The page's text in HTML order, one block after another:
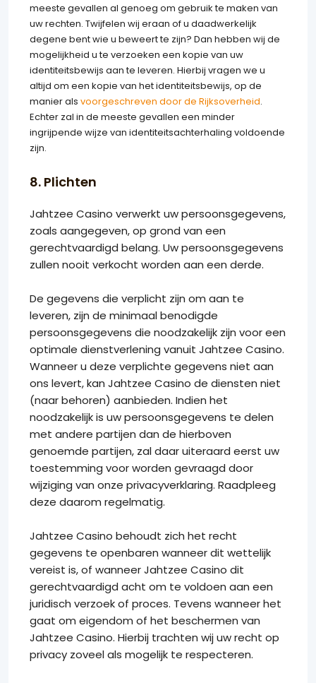
meeste gevallen al genoeg om gebruik te maken van
uw rechten. Twijfelen wij eraan of u daadwerkelijk
degene bent wie u beweert te zijn? Dan hebben wij de
mogelijkheid u te verzoeken een kopie van uw
identiteitsbewijs aan te leveren. Hierbij vragen we u
altijd om een kopie van het identiteitsbewijs, op de
manier als voorgeschreven door de Rijksoverheid.
Echter zal in de meeste gevallen een minder
ingrijpende wijze van identiteitsachterhaling voldoende
zijn.
8. Plichten
Jahtzee Casino verwerkt uw persoonsgegevens,
zoals aangegeven, op grond van een
gerechtvaardigd belang. Uw persoonsgegevens
zullen nooit verkocht worden aan een derde.
De gegevens die verplicht zijn om aan te
leveren, zijn de minimaal benodigde
persoonsgegevens die noodzakelijk zijn voor een
optimale dienstverlening vanuit Jahtzee Casino.
Wanneer u deze verplichte gegevens niet aan
ons levert, kan Jahtzee Casino de diensten niet
(naar behoren) aanbieden. Indien het
noodzakelijk is uw persoonsgegevens te delen
met andere partijen dan de hierboven
genoemde partijen, zal daar uiteraard eerst uw
toestemming voor worden gevraagd door
wijziging van onze privacyverklaring. Raadpleeg
deze daarom regelmatig.
Jahtzee Casino behoudt zich het recht
gegevens te openbaren wanneer dit wettelijk
vereist is, of wanneer Jahtzee Casino dit
gerechtvaardigd acht om te voldoen aan een
juridisch verzoek of proces. Tevens wanneer het
gaat om eigendom of het beschermen van
Jahtzee Casino. Hierbij trachten wij uw recht op
privacy zoveel als mogelijk te respecteren.